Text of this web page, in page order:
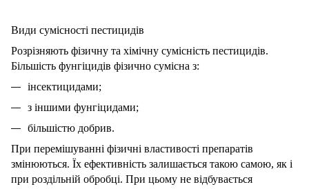
Види сумісності пестицидів
Розрізняють фізичну та хімічну сумісність пестицидів.
Більшість фунгіцидів фізично сумісна з:
інсектицидами;
з іншими фунгіцидами;
більшістю добрив.
При перемішуванні фізичні властивості препаратів
змінюються. Їх ефективність залишається такою самою, як і
при роздільній обробці. При цьому не відбувається